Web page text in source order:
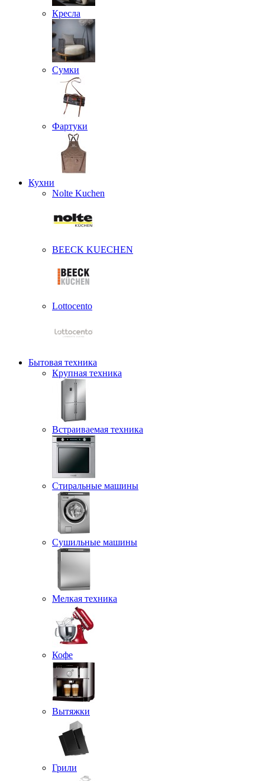
Кресла
Сумки
Фартуки
Кухни
Nolte Kuchen
BEECK KUECHEN
Lottocento
Бытовая техника
Крупная техника
Встраиваемая техника
Стиральные машины
Сушильные машины
Мелкая техника
Кофе
Вытяжки
Грили